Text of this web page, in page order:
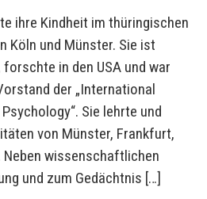
ihre Kindheit im thüringischen
Köln und Münster. Sie ist
in den USA und war
der „International
Sie lehrte und
von Münster, Frankfurt,
Neben wissenschaftlichen
und zum Gedächtnis […]